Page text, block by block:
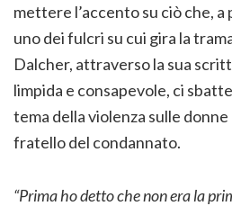
mettere l’accento su ciò che, a
uno dei fulcri su cui gira la
Dalcher, attraverso la sua
limpida e consapevole, ci
tema della violenza sulle
fratello del condannato.
“Prima ho detto che non era la